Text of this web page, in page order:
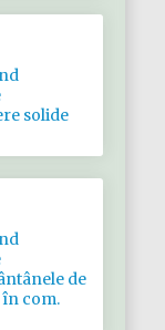
solide
de
com.